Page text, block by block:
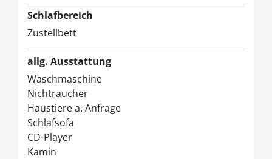
Schlafbereich
Zustellbett
allg. Ausstattung
Waschmaschine
Nichtraucher
Haustiere a. Anfrage
Schlafsofa
CD-Player
Kamin